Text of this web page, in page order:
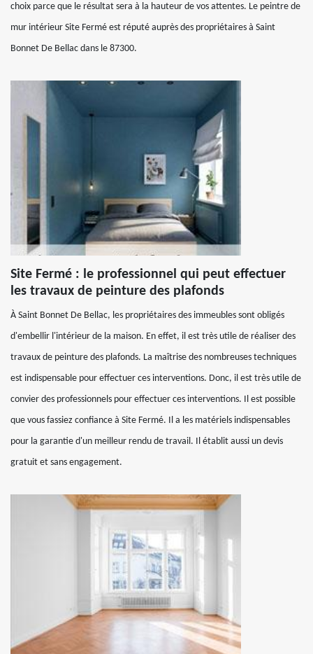
choix parce que le résultat sera à la hauteur de vos attentes. Le peintre de
mur intérieur Site Fermé est réputé auprès des propriétaires à Saint
Bonnet De Bellac dans le 87300.
Site Fermé : le professionnel qui peut effectuer
les travaux de peinture des plafonds
À Saint Bonnet De Bellac, les propriétaires des immeubles sont obligés
d'embellir l'intérieur de la maison. En effet, il est très utile de réaliser des
travaux de peinture des plafonds. La maîtrise des nombreuses techniques
est indispensable pour effectuer ces interventions. Donc, il est très utile de
convier des professionnels pour effectuer ces interventions. Il est possible
que vous fassiez confiance à Site Fermé. Il a les matériels indispensables
pour la garantie d'un meilleur rendu de travail. Il établit aussi un devis
gratuit et sans engagement.